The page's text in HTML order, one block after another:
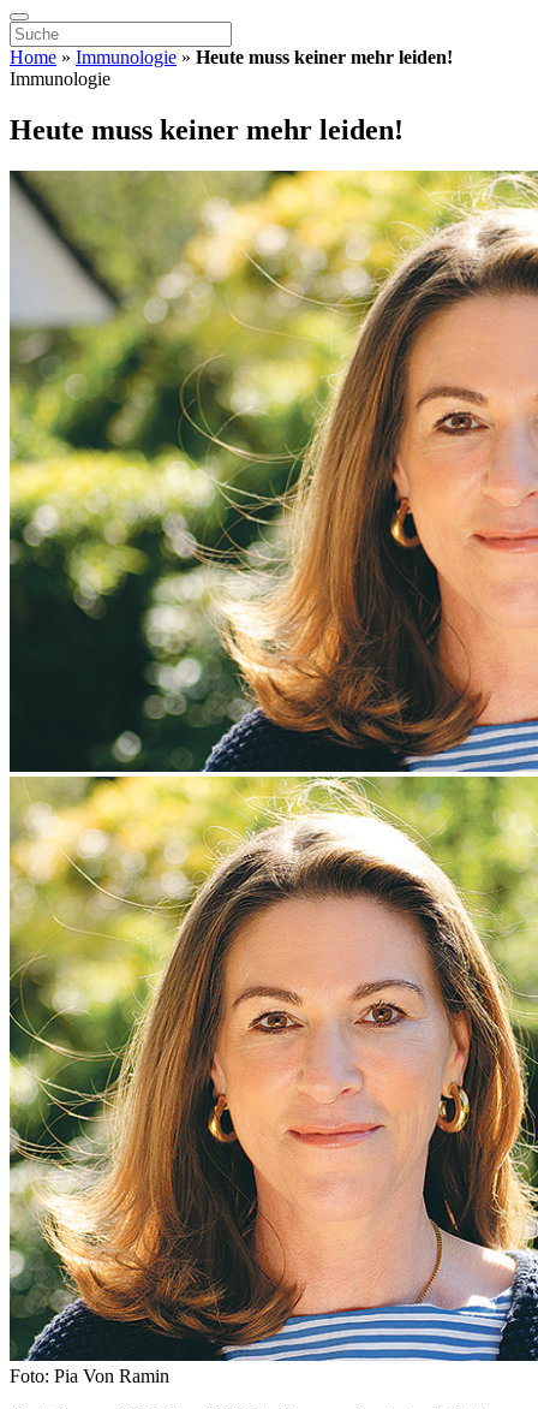
Home » Immunologie » Heute muss keiner mehr leiden!
Immunologie
Heute muss keiner mehr leiden!
Foto: Pia Von Ramin